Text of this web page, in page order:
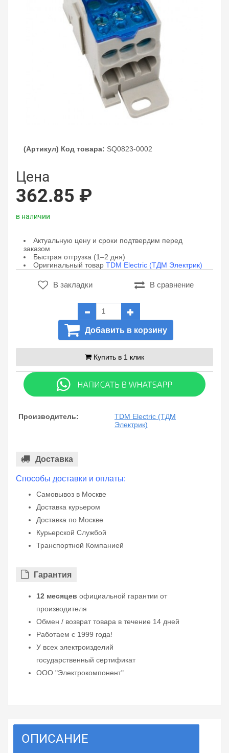
(Артикул) Код товара: SQ0823-0002
Цена
362.85 ₽
в наличии
Актуальную цену и сроки подтвердим перед
заказом
Быстрая отгрузка (1–2 дня)
Оригинальный товар TDM Electric (ТДМ Электрик)
В закладки В сравнение
Добавить в корзину
Купить в 1 клик
Производитель:
TDM Electric (ТДМ
Электрик)
Доставка
Способы доставки и оплаты:
Самовывоз в Москве
Доставка курьером
Доставка по Москве
Курьерской Службой
Транспортной Компанией
Гарантия
12 месяцев официальной гарантии от
производителя
Обмен / возврат товара в течение 14 дней
Работаем с 1999 года!
У всех электроизделий
государственный сертификат
ООО "Электрокомпонент"
ОПИСАНИЕ